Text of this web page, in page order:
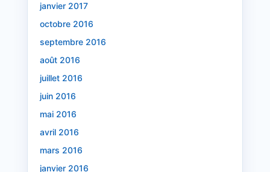
janvier 2017
octobre 2016
septembre 2016
août 2016
juillet 2016
juin 2016
mai 2016
avril 2016
mars 2016
janvier 2016